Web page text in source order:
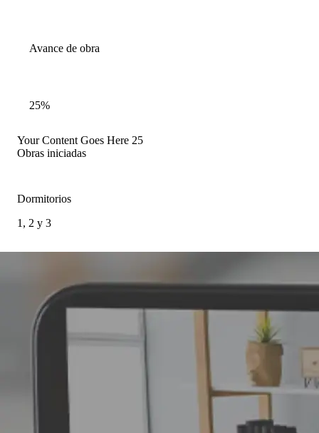
Avance de obra
25%
Your Content Goes Here 25
Obras iniciadas
Dormitorios
1, 2 y 3